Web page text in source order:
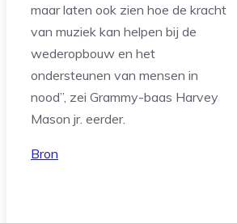
maar laten ook zien hoe de kracht
van muziek kan helpen bij de
wederopbouw en het
ondersteunen van mensen in
nood”, zei Grammy-baas Harvey
Mason jr. eerder.
Bron